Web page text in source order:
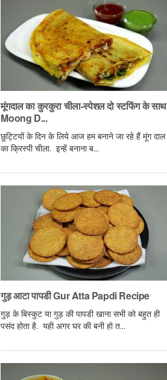
मूंगदाल का कुरकुरा चीला-स्पेशल दो स्टफिंग के साथ
Moong D...
छुट्टियों के दिन के लिये आज हम बनाने जा रहे हैं मूंग दाल
का क्रिस्पी चीला. इन्हें बनाना ब...
गुड़ आटा पापडी Gur Atta Papdi Recipe
गुड़ के बिस्कुट या गुड़ की पापडी खाना सभी को बहुत ही
पसंद होता है. यही अगर घर की बनी हो त...